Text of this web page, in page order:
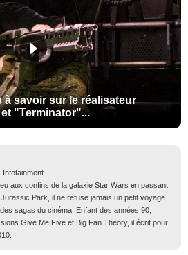
savoir sur le réalisateur
"Terminator"...
Infotainment
aux confins de la galaxie Star Wars en passant
Park, il ne refuse jamais un petit voyage
sagas du cinéma. Enfant des années 90,
Give Me Five et Big Fan Theory, il écrit pour